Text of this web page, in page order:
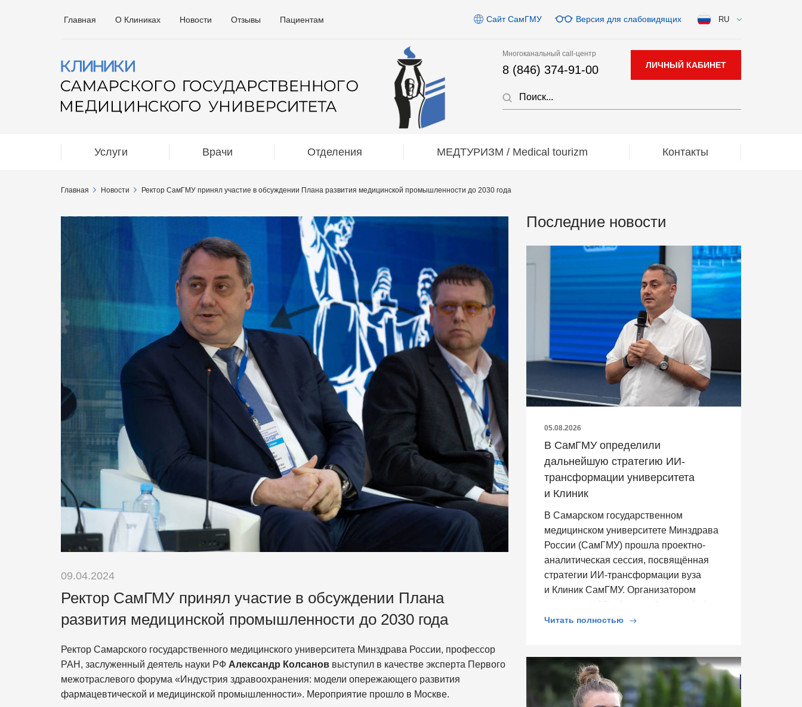
Главная О Клиниках Новости Отзывы Пациентам Сайт СамГМУ Версия для слабовидящих RU
Многоканальный call-центр
8 (846) 374-91-00 ЛИЧНЫЙ КАБИНЕТ
Услуги Врачи Отделения МЕДТУРИЗМ / Medical tourizm Контакты
Главная Новости Ректор СамГМУ принял участие в обсуждении Плана развития медицинской промышленности до 2030 года
09.04.2024
Ректор СамГМУ принял участие в обсуждении Плана
развития медицинской промышленности до 2030 года
Ректор Самарского государственного медицинского университета Минздрава России, профессор
РАН, заслуженный деятель науки РФ Александр Колсанов выступил в качестве эксперта Первого
межотраслевого форума «Индустрия здравоохранения: модели опережающего развития
фармацевтической и медицинской промышленности». Мероприятие прошло в Москве.
Последние новости
05.08.2026
В СамГМУ определили
дальнейшую стратегию ИИ-
трансформации университета
и Клиник
В Самарском государственном
медицинском университете Минздрава
России (СамГМУ) прошла проектно-
аналитическая сессия, посвящённая
стратегии ИИ-трансформации вуза
и Клиник СамГМУ. Организатором
Читать полностью